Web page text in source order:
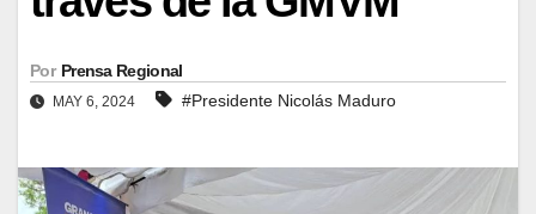
Por Prensa Regional
MAY 6, 2024 #Presidente Nicolás Maduro